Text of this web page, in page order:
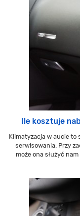
Ile kosztuje
Klimatyzacja w aucie to
serwisowania. Przy
może ona służyć